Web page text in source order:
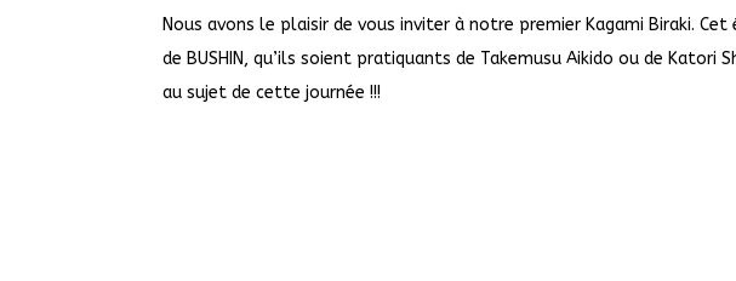
Nous avons le plaisir de vous inviter à notre premier Kagami Biraki.
de BUSHIN, qu’ils soient pratiquants de Takemusu Aikido ou de
au sujet de cette journée !!!